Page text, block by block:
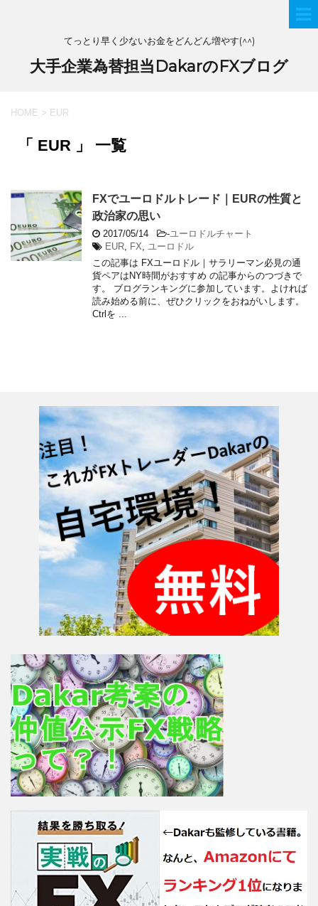
てっとり早く少ないお金をどんどん増やす(^^)
大手企業為替担当DakarのFXブログ
HOME > EUR
「 EUR 」 一覧
FXでユーロドルトレード｜EURの性質と
政治家の思い
2017/05/14 -ユーロドルチャート
EUR FX
ユーロドル
この記事は FXユーロドル｜サラリーマン必見の通
貨ペアはNY時間がおすすめ の記事からのつづきで
す。 ブログランキングに参加しています。よければ
読み始める前に、ぜひクリックをおねがいします。
Ctrlを ...